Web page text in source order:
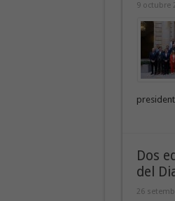
9 octubre
Dos
del
26